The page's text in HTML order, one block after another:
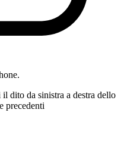
dito da sinistra a destra dello
precedenti